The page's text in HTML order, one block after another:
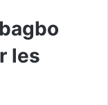
les